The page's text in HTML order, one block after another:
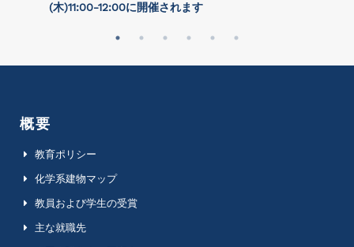
(⽊)11:00-12:00に開催されます
概要
教育ポリシー
化学系建物マップ
教員および学生の受賞
主な就職先